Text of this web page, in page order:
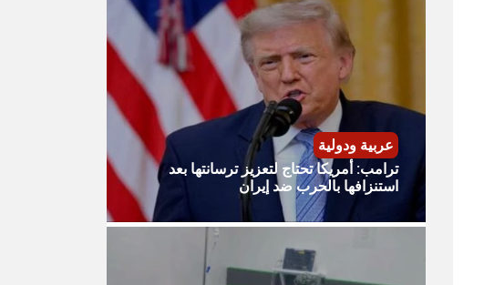
عربية ودولية
ترامب: أمريكا تحتاج لتعزيز ترسانتها بعد
استنزافها بالحرب ضد إيران